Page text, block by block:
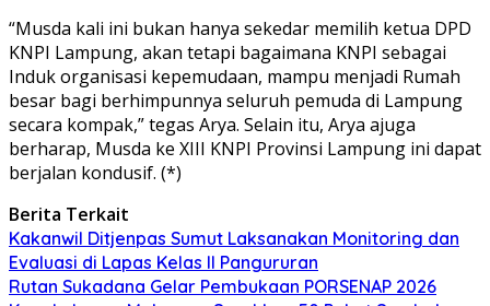
“Musda kali ini bukan hanya sekedar memilih ketua DPD
KNPI Lampung, akan tetapi bagaimana KNPI sebagai
Induk organisasi kepemudaan, mampu menjadi Rumah
besar bagi berhimpunnya seluruh pemuda di Lampung
secara kompak,” tegas Arya. Selain itu, Arya ajuga
berharap, Musda ke XIII KNPI Provinsi Lampung ini dapat
berjalan kondusif. (*)
Berita Terkait
Kakanwil Ditjenpas Sumut Laksanakan Monitoring dan
Evaluasi di Lapas Kelas ll Pangururan
Rutan Sukadana Gelar Pembukaan PORSENAP 2026